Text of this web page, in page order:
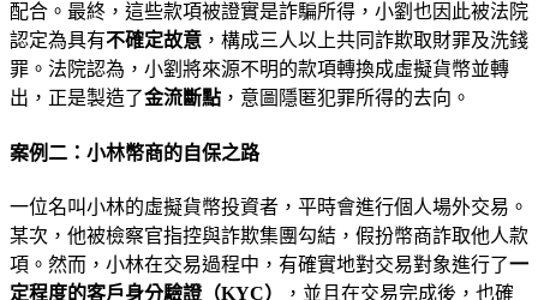
配合。最終，這些款項被證實是詐騙所得，小劉也因此被法院
認定為具有不確定故意 ，構成三人以上共同詐欺取財罪及洗錢
罪。法院認為，小劉將來源不明的款項轉換成虛擬貨幣並轉
出，正是製造了金流斷點 ，意圖隱匿犯罪所得的去向。
案例二：小林幣商的自保之路
一位名叫小林的虛擬貨幣投資者，平時會進行個人場外交易。
某次，他被檢察官指控與詐欺集團勾結，假扮幣商詐取他人款
項。然而，小林在交易過程中，有確實地對交易對象進行了一
定程度的客戶身分驗證（KYC）
，並且在交易完成後，也確